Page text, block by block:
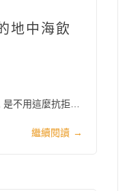
地中海飲
不用這麼抗拒…
繼續閱讀 →